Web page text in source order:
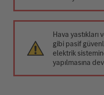
Hava
gibi pasif
elektrik
yapılmasına